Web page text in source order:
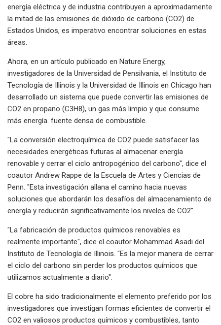
energía eléctrica y de industria contribuyen a aproximadamente
la mitad de las emisiones de dióxido de carbono (CO2) de
Estados Unidos, es imperativo encontrar soluciones en estas
áreas.
Ahora, en un artículo publicado en Nature Energy,
investigadores de la Universidad de Pensilvania, el Instituto de
Tecnología de Illinois y la Universidad de Illinois en Chicago han
desarrollado un sistema que puede convertir las emisiones de
CO2 en propano (C3H8), un gas más limpio y que consume
más energía. fuente densa de combustible.
"La conversión electroquímica de CO2 puede satisfacer las
necesidades energéticas futuras al almacenar energía
renovable y cerrar el ciclo antropogénico del carbono", dice el
coautor Andrew Rappe de la Escuela de Artes y Ciencias de
Penn. "Esta investigación allana el camino hacia nuevas
soluciones que abordarán los desafíos del almacenamiento de
energía y reducirán significativamente los niveles de CO2".
"La fabricación de productos químicos renovables es
realmente importante", dice el coautor Mohammad Asadi del
Instituto de Tecnología de Illinois. "Es la mejor manera de cerrar
el ciclo del carbono sin perder los productos químicos que
utilizamos actualmente a diario".
El cobre ha sido tradicionalmente el elemento preferido por los
investigadores que investigan formas eficientes de convertir el
CO2 en valiosos productos químicos y combustibles, tanto